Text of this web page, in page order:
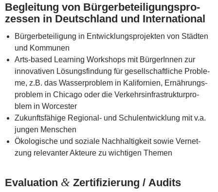
Beglei­tung von Bür­ger­be­tei­li­gungs­pro­
zes­sen in Deutsch­land und International
Bür­ger­be­tei­li­gung in Ent­wick­lungs­pro­jek­ten von Städ­ten
und Kommunen
Arts-based Lear­ning Work­shops mit Bür­ge­rIn­nen zur
inno­va­ti­ven Lösungs­fin­dung für gesell­schaft­li­che Pro­ble­
me, z.B. das Was­ser­pro­blem in Kali­for­ni­en, Ernäh­rungs­
pro­blem in Chi­ca­go oder die Ver­kehrs­in­fra­struk­tur­pro­
blem in Worcester
Zukunfts­fä­hi­ge Regio­nal- und Schul­ent­wick­lung mit v.a.
jun­gen Menschen
Öko­lo­gi­sche und sozia­le Nach­hal­tig­keit sowie Ver­net­
zung rele­van­ter Akteu­re zu wich­ti­gen Themen
Eva­lua­ti­on & Zer­ti­fi­zie­rung / Audits